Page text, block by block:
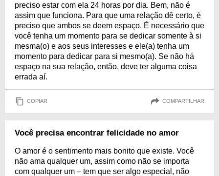
preciso estar com ela 24 horas por dia. Bem, não é
assim que funciona. Para que uma relação dê certo, é
preciso que ambos se deem espaço. É necessário que
você tenha um momento para se dedicar somente à si
mesma(o) e aos seus interesses e ele(a) tenha um
momento para dedicar para si mesmo(a). Se não há
espaço na sua relação, então, deve ter alguma coisa
errada aí.
COPIAR COMPARTILHAR
Você precisa encontrar felicidade no amor
O amor é o sentimento mais bonito que existe. Você
não ama qualquer um, assim como não se importa
com qualquer um – tem que ser algo especial, não